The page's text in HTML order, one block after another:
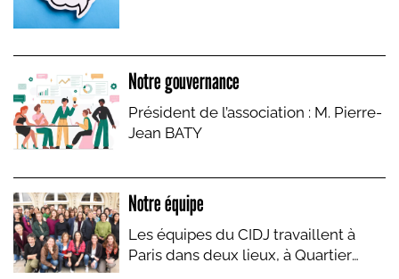
Notre gouvernance
Président de l’association : M. Pierre-
Jean BATY
Notre équipe
Les équipes du CIDJ travaillent à
Paris dans deux lieux, à Quartier